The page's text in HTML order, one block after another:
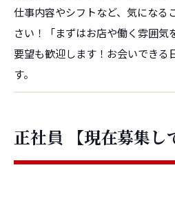
仕事内容やシフトなど、気になる
さい！「まずはお店や働く雰囲気
要望も歓迎します！お会いできる
す。
正社員 【現在募集し